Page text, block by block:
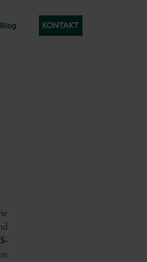
Blog KONTAKT